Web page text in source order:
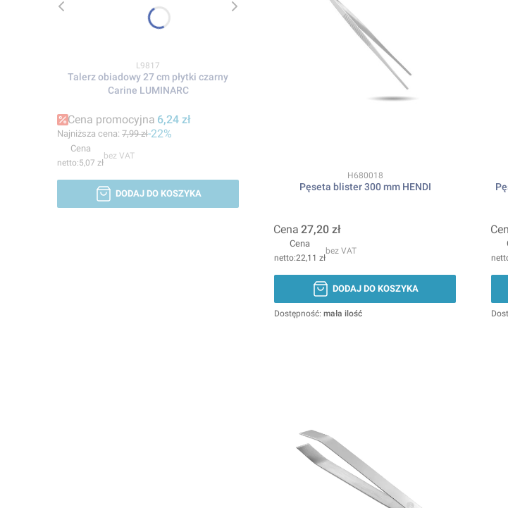
Kod produktu
L9817
Talerz obiadowy 27 cm płytki czarny
Carine LUMINARC
Cena promocyjna 6,24 zł
Najniższa cena: 7,99 zł-22%
Cena
5,07 zł
bez VAT
DODAJ DO KOSZYKA
Kod produktu
H680018
Pęseta blister 300 mm HENDI
Cena 27,20 zł
Cena
22,11 zł
bez VAT
DODAJ DO KOSZYKA
Dostępność: mała ilość